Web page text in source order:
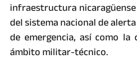
infraestructura
del sistema nacional de
de emergencia, así como la
ámbito militar-técnico.